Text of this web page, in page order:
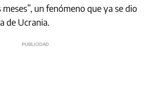
meses”, un fenómeno que ya se dio
de Ucrania.